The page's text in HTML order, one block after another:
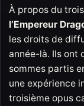
À propos du
l’Empereur
les droits de
année-là. Ils ont
sommes partis
une expérience
troisième opus